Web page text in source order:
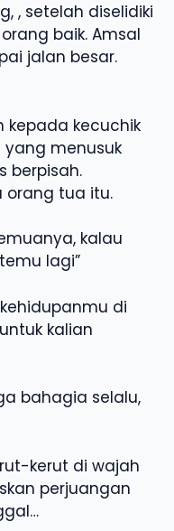
, setelah diselidiki
baik. Amsal
jalan besar.
kepada kecuchik
menusuk
berpisah.
orang tua itu.
kalau
lagi”
di
kalian
bahagia selalu,
kerut di wajah
perjuangan